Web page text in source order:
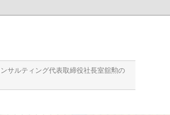
サルティング代表取締役社長室舘勲の